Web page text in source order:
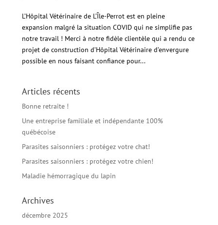
L’Hôpital Vétérinaire de L’Île-Perrot est en pleine
expansion malgré la situation COVID qui ne simplifie pas
notre travail ! Merci à notre fidèle clientèle qui a rendu ce
projet de construction d’Hôpital Vétérinaire d’envergure
possible en nous faisant confiance pour...
Articles récents
Bonne retraite !
Une entreprise familiale et indépendante 100%
québécoise
Parasites saisonniers : protégez votre chat!
Parasites saisonniers : protégez votre chien!
Maladie hémorragique du lapin
Archives
décembre 2025